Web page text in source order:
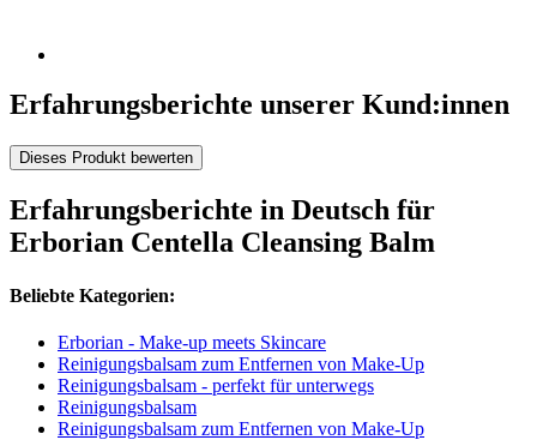
Erfahrungsberichte unserer Kund:innen
Dieses Produkt bewerten
Erfahrungsberichte in Deutsch für
Erborian Centella Cleansing Balm
Beliebte Kategorien:
Erborian - Make-up meets Skincare
Reinigungsbalsam zum Entfernen von Make-Up
Reinigungsbalsam - perfekt für unterwegs
Reinigungsbalsam
Reinigungsbalsam zum Entfernen von Make-Up